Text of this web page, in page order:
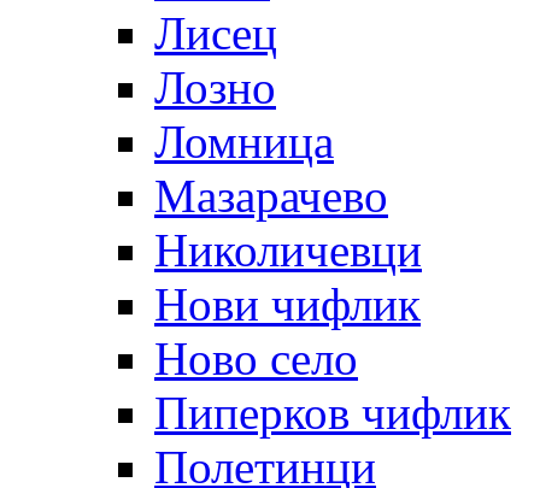
Лисец
Лозно
Ломница
Мазарачево
Николичевци
Нови чифлик
Ново село
Пиперков чифлик
Полетинци